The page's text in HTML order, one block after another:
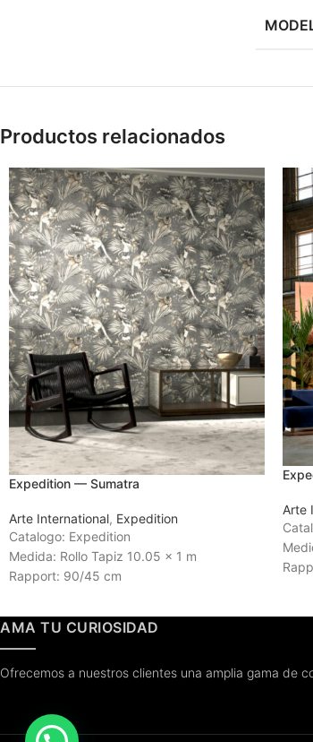
Productos relacionados
Expedition — Sumatra
Arte International, Expedition
Catalogo: Expedition
Medida: Rollo Tapiz 10.05 x 1 m
Rapport: 90/45 cm
Arte
AMA TU CURIOSIDAD
Ofrecemos a nuestros clientes una amplia gama de